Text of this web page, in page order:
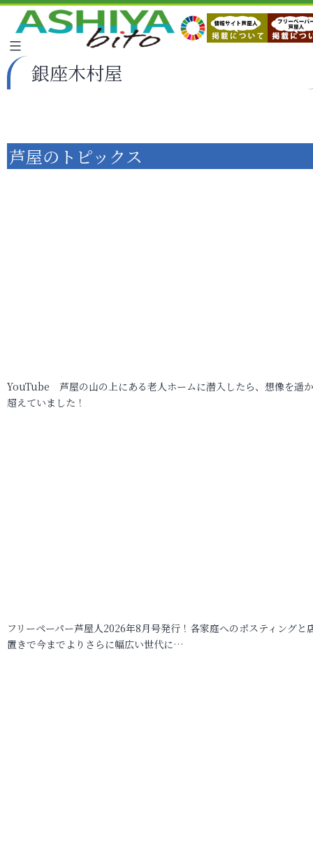
銀座木村屋
芦屋のトピックス
YouTube 芦屋の山の上にある老人ホームに潜入したら、想像を遥
超えていました！
フリーペーパー芦屋人2026年8月号発行！各家庭へのポスティングと
置きで今までよりさらに幅広い世代に…